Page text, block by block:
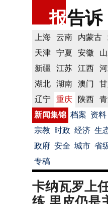
报告诉
上海 云南 内蒙古
天津
宁夏 安徽
新疆
江苏 江西
湖北
湖南 澳门
辽宁
重庆 陕西
新闻集锦 档案 资料
宗教 时政 经济 生
政府 安全 城市 省
专稿
卡纳瓦罗上